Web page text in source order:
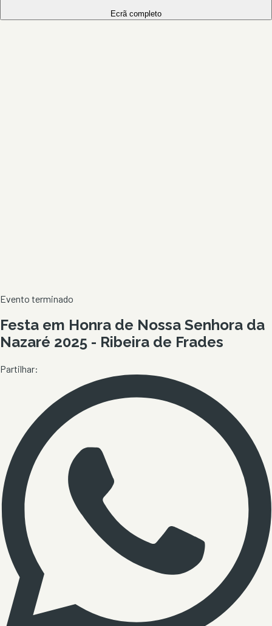
Ecrã completo
Evento terminado
Festa em Honra de Nossa Senhora da
Nazaré 2025 - Ribeira de Frades
Partilhar: